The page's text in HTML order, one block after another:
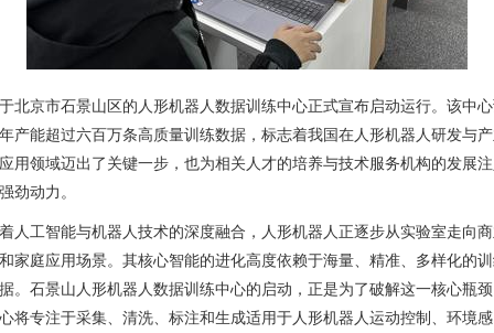
北京市石景山区的人形机器人数据训练中心正式宣布启动运行。该中
产能超过六百万条高质量训练数据，标志着我国在人形机器人研发与
用领域迈出了关键一步，也为相关人才的培养与技术服务机构的发展
劲动力。
人工智能与机器人技术的深度融合，人形机器人正逐步从实验室走向
家庭应用场景。其核心智能的进化高度依赖于海量、精准、多样化的
。石景山人形机器人数据训练中心的启动，正是为了破解这一核心瓶
将专注于采集、清洗、标注和生成适用于人形机器人运动控制、环境感